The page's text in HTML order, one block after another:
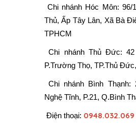
Chi nhánh Hóc Môn: 96/
Thủ, Ấp Tây Lân, Xã Bà
TPHCM
Chi nhánh Thủ Đức:
P.Trường Thọ, TP.Thủ
Chi nhánh Bình Thạnh:
Nghệ Tĩnh, P.21, Q.Bình
Điện thoại: 0948.032.069